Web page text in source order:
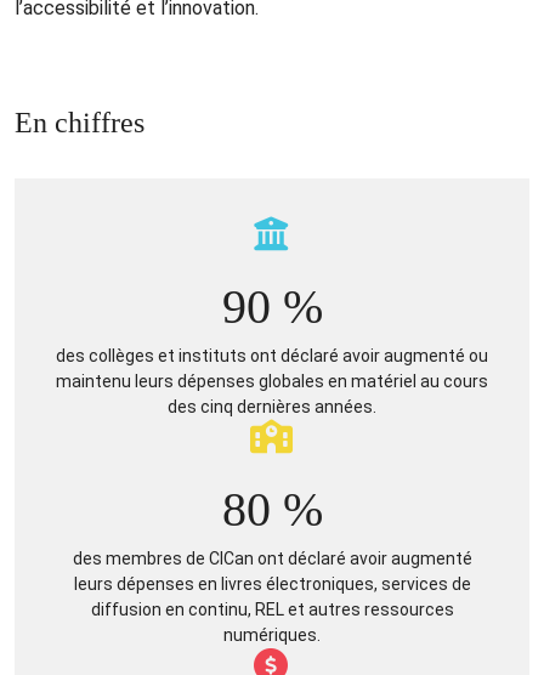
l’accessibilité et l’innovation.
En chiffres
90 %
des collèges et instituts ont déclaré avoir augmenté ou
maintenu leurs dépenses globales en matériel au cours
des cinq dernières années.
80 %
des membres de CICan ont déclaré avoir augmenté
leurs dépenses en livres électroniques, services de
diffusion en continu, REL et autres ressources
numériques.